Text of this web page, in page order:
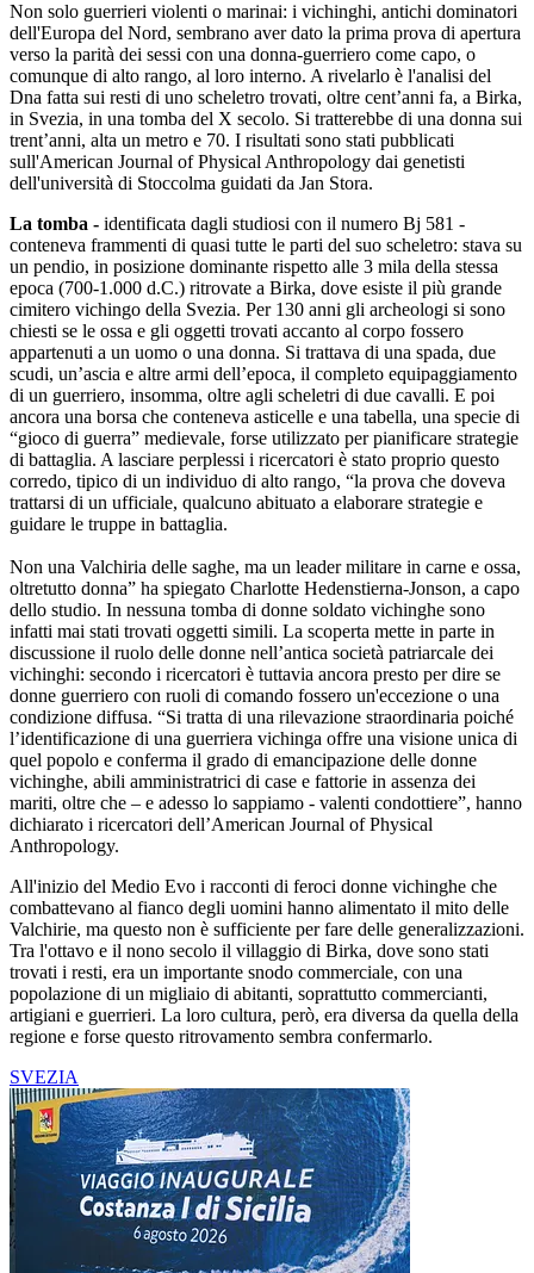
Non solo guerrieri violenti o marinai: i vichinghi, antichi dominatori
dell'Europa del Nord, sembrano aver dato la prima prova di apertura
verso la parità dei sessi con una donna-guerriero come capo, o
comunque di alto rango, al loro interno. A rivelarlo è l'analisi del
Dna fatta sui resti di uno scheletro trovati, oltre cent’anni fa, a Birka,
in Svezia, in una tomba del X secolo. Si tratterebbe di una donna sui
trent’anni, alta un metro e 70. I risultati sono stati pubblicati
sull'American Journal of Physical Anthropology dai genetisti
dell'università di Stoccolma guidati da Jan Stora.
La tomba - identificata dagli studiosi con il numero Bj 581 -
conteneva frammenti di quasi tutte le parti del suo scheletro: stava su
un pendio, in posizione dominante rispetto alle 3 mila della stessa
epoca (700-1.000 d.C.) ritrovate a Birka, dove esiste il più grande
cimitero vichingo della Svezia. Per 130 anni gli archeologi si sono
chiesti se le ossa e gli oggetti trovati accanto al corpo fossero
appartenuti a un uomo o una donna. Si trattava di una spada, due
scudi, un’ascia e altre armi dell’epoca, il completo equipaggiamento
di un guerriero, insomma, oltre agli scheletri di due cavalli. E poi
ancora una borsa che conteneva asticelle e una tabella, una specie di
“gioco di guerra” medievale, forse utilizzato per pianificare strategie
di battaglia. A lasciare perplessi i ricercatori è stato proprio questo
corredo, tipico di un individuo di alto rango, “la prova che doveva
trattarsi di un ufficiale, qualcuno abituato a elaborare strategie e
guidare le truppe in battaglia.
Non una Valchiria delle saghe, ma un leader militare in carne e ossa,
oltretutto donna” ha spiegato Charlotte Hedenstierna-Jonson, a capo
dello studio. In nessuna tomba di donne soldato vichinghe sono
infatti mai stati trovati oggetti simili. La scoperta mette in parte in
discussione il ruolo delle donne nell’antica società patriarcale dei
vichinghi: secondo i ricercatori è tuttavia ancora presto per dire se
donne guerriero con ruoli di comando fossero un'eccezione o una
condizione diffusa. “Si tratta di una rilevazione straordinaria poiché
l’identificazione di una guerriera vichinga offre una visione unica di
quel popolo e conferma il grado di emancipazione delle donne
vichinghe, abili amministratrici di case e fattorie in assenza dei
mariti, oltre che – e adesso lo sappiamo - valenti condottiere”, hanno
dichiarato i ricercatori dell’American Journal of Physical
Anthropology.
All'inizio del Medio Evo i racconti di feroci donne vichinghe che
combattevano al fianco degli uomini hanno alimentato il mito delle
Valchirie, ma questo non è sufficiente per fare delle generalizzazioni.
Tra l'ottavo e il nono secolo il villaggio di Birka, dove sono stati
trovati i resti, era un importante snodo commerciale, con una
popolazione di un migliaio di abitanti, soprattutto commercianti,
artigiani e guerrieri. La loro cultura, però, era diversa da quella della
regione e forse questo ritrovamento sembra confermarlo.
SVEZIA